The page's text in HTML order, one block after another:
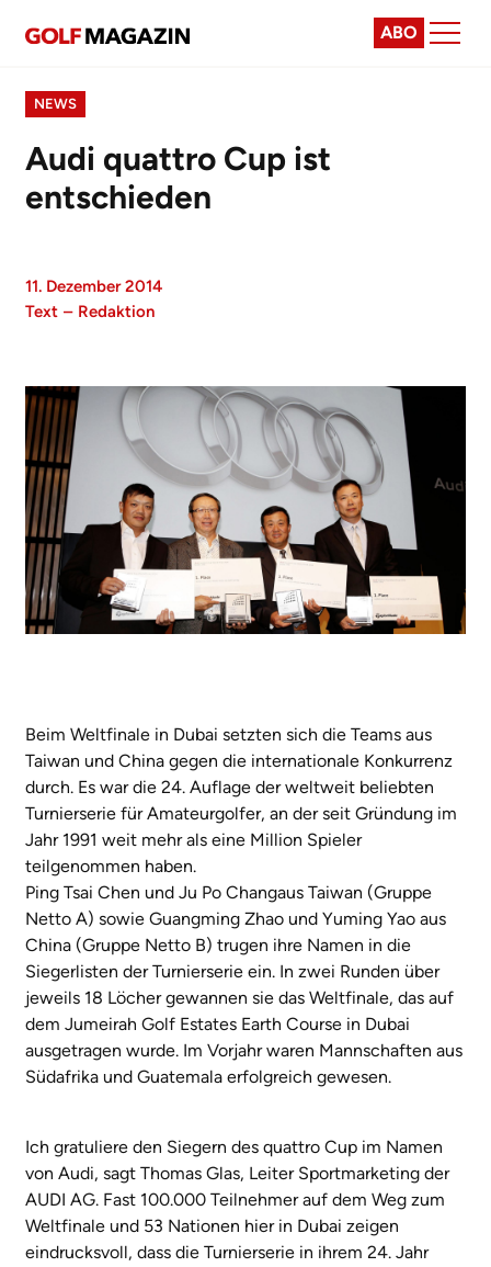
ABO
NEWS
Audi quattro Cup ist
entschieden
11. Dezember 2014
Text – Redaktion
Beim Weltfinale in Dubai setzten sich die Teams aus
Taiwan und China gegen die internationale Konkurrenz
durch. Es war die 24. Auflage der weltweit beliebten
Turnierserie für Amateurgolfer, an der seit Gründung im
Jahr 1991 weit mehr als eine Million Spieler
teilgenommen haben.
Ping Tsai Chen und Ju Po Changaus Taiwan (Gruppe
Netto A) sowie Guangming Zhao und Yuming Yao aus
China (Gruppe Netto B) trugen ihre Namen in die
Siegerlisten der Turnierserie ein. In zwei Runden über
jeweils 18 Löcher gewannen sie das Weltfinale, das auf
dem Jumeirah Golf Estates Earth Course in Dubai
ausgetragen wurde. Im Vorjahr waren Mannschaften aus
Südafrika und Guatemala erfolgreich gewesen.
Ich gratuliere den Siegern des quattro Cup im Namen
von Audi, sagt Thomas Glas, Leiter Sportmarketing der
AUDI AG. Fast 100.000 Teilnehmer auf dem Weg zum
Weltfinale und 53 Nationen hier in Dubai zeigen
eindrucksvoll, dass die Turnierserie in ihrem 24. Jahr